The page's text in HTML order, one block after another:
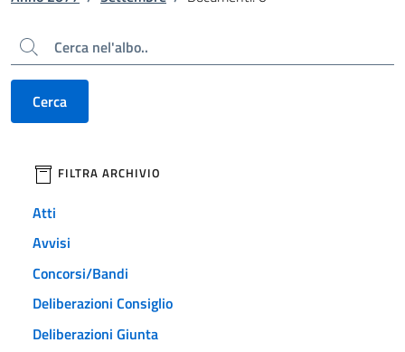
Cerca
Cerca
filtri da applicare
FILTRA ARCHIVIO
Atti
Avvisi
Concorsi/Bandi
Deliberazioni Consiglio
Deliberazioni Giunta